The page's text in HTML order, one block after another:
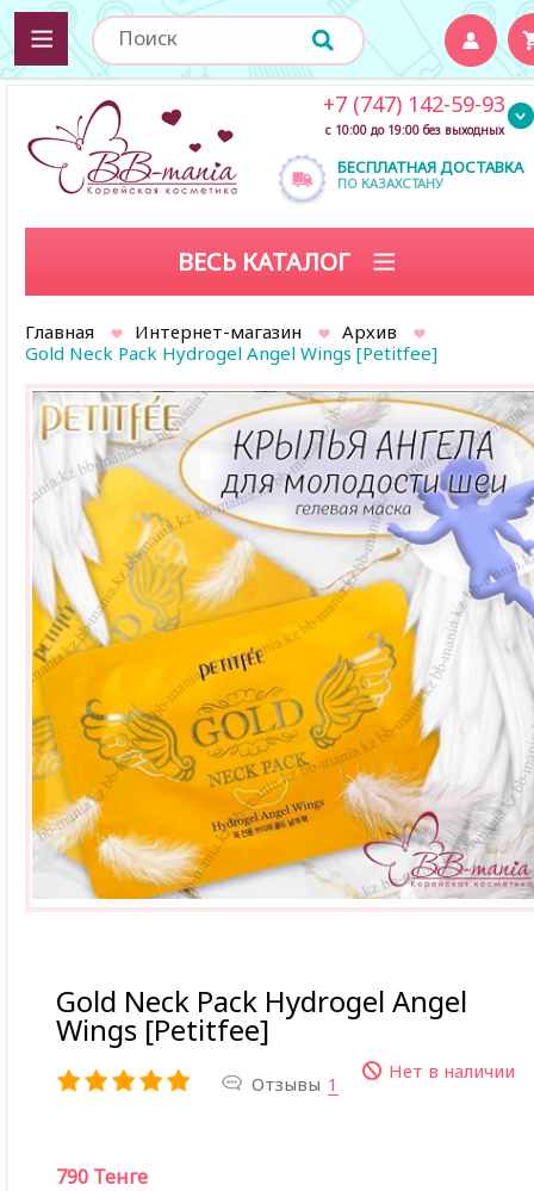
БЕСПЛАТНАЯ ДОСТАВКА
ПО КАЗАХСТАНУ
+7 (747) 142-59-93
с 10:00 до 19:00 без выходных
ВЕСЬ КАТАЛОГ
Главная Интернет-магазин
Архив
Gold Neck Pack Hydrogel Angel Wings [Petitfee]
Gold Neck Pack Hydrogel Angel
Wings [Petitfee]
Отзывы 1
Нет в наличии
790 Тенге